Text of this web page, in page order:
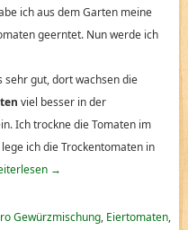
ich aus dem Garten meine
geerntet. Nun werde ich
sehr gut, dort wachsen die
viel besser in der
Ich trockne die Tomaten im
ich die Trockentomaten in
→
Gewürzmischung, Eiertomaten,